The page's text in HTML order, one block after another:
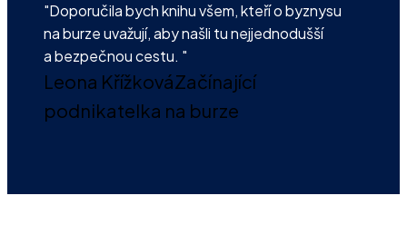
"Doporučila bych knihu všem, kteří o byznysu
na burze uvažují, aby našli tu nejjednodušší
a bezpečnou cestu. "
Leona KřížkováZačínající
podnikatelka na burze